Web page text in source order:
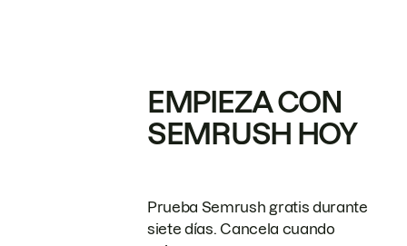
EMPIEZA CON
SEMRUSH HOY
Prueba Semrush gratis durante
siete días. Cancela cuando